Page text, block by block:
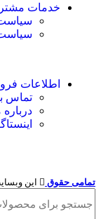
خدمات
اطلاعات
تماس
درباره
تمامی حقوق این